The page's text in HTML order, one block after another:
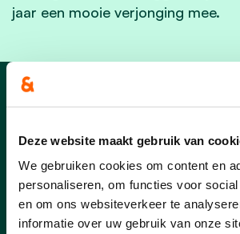
Deze website maakt gebruik van
We gebruiken cookies om content en
personaliseren, om functies voor
en om ons websiteverkeer te
informatie over uw gebruik van onze
jaar een mooie verjonging mee.
Nieuws